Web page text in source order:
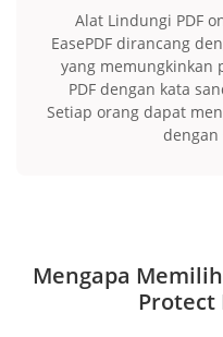
Alat Lindungi PDF
EasePDF dirancang
yang memungkinkan
PDF dengan kata
Setiap orang dapat
dengan
Mengapa
Protect